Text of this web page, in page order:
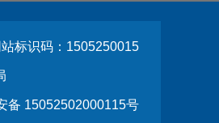
站标识码：1505250015
备 15052502000115号